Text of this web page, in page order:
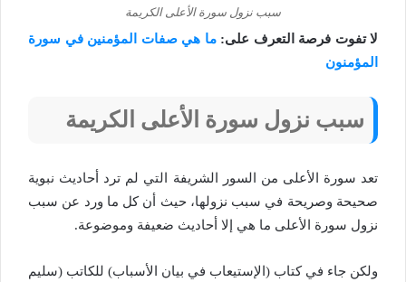
سبب نزول سورة الأعلى الكريمة
لا تفوت فرصة التعرف على:ما هي صفات المؤمنين في سورة
المؤمنون
سبب نزول سورة الأعلى الكريمة
تعد سورة الأعلى من السور الشريفة التي لم ترد أحاديث نبوية
صحيحة وصريحة في سبب نزولها، حيث أن كل ما ورد عن سبب
نزول سورة الأعلى ما هي إلا أحاديث ضعيفة وموضوعة.
ولكن جاء في كتاب (الإستيعاب في بيان الأسباب) للكاتب (سليم